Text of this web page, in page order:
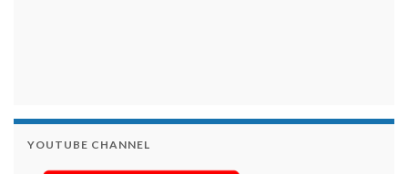
YOUTUBE CHANNEL